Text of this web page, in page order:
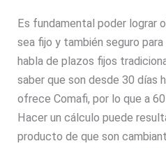
Es fundamental poder lograr
sea fijo y también seguro para
habla de plazos fijos
saber que son desde 30 días
ofrece Comafi, por lo que a
Hacer un cálculo puede
producto de que son